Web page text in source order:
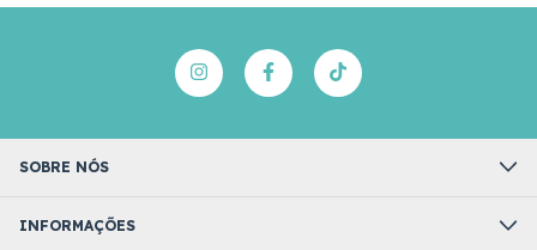
SOBRE NÓS
INFORMAÇÕES